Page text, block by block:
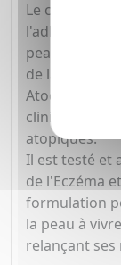
Le complexe
l'adhésion de
peau, qui
de la
Atoderm
cliniquement
atopiques.
Il est testé et
de l'Eczéma
formulation
la peau à
relançant